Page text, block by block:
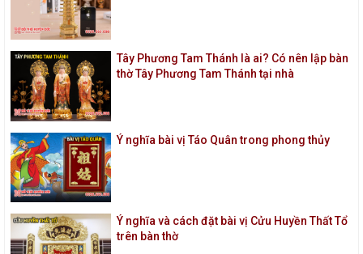
Tây Phương Tam Thánh là ai? Có nên lập bàn
thờ Tây Phương Tam Thánh tại nhà
Ý nghĩa bài vị Táo Quân trong phong thủy
Ý nghĩa và cách đặt bài vị Cửu Huyền Thất Tổ
trên bàn thờ